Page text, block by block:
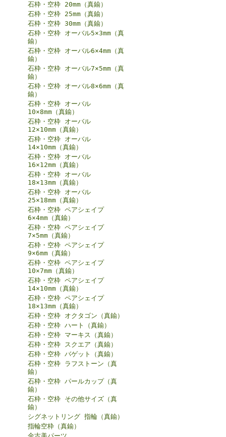
石枠・空枠 20mm（真鍮）
石枠・空枠 25mm（真鍮）
石枠・空枠 30mm（真鍮）
石枠・空枠 オーバル5×3mm（真
鍮）
石枠・空枠 オーバル6×4mm（真
鍮）
石枠・空枠 オーバル7×5mm（真
鍮）
石枠・空枠 オーバル8×6mm（真
鍮）
石枠・空枠 オーバル
10×8mm（真鍮）
石枠・空枠 オーバル
12×10mm（真鍮）
石枠・空枠 オーバル
14×10mm（真鍮）
石枠・空枠 オーバル
16×12mm（真鍮）
石枠・空枠 オーバル
18×13mm（真鍮）
石枠・空枠 オーバル
25×18mm（真鍮）
石枠・空枠 ペアシェイプ
6×4mm（真鍮）
石枠・空枠 ペアシェイプ
7×5mm（真鍮）
石枠・空枠 ペアシェイプ
9×6mm（真鍮）
石枠・空枠 ペアシェイプ
10×7mm（真鍮）
石枠・空枠 ペアシェイプ
14×10mm（真鍮）
石枠・空枠 ペアシェイプ
18×13mm（真鍮）
石枠・空枠 オクタゴン（真鍮）
石枠・空枠 ハート（真鍮）
石枠・空枠 マーキス（真鍮）
石枠・空枠 スクエア（真鍮）
石枠・空枠 バゲット（真鍮）
石枠・空枠 ラフストーン（真
鍮）
石枠・空枠 パールカップ（真
鍮）
石枠・空枠 その他サイズ（真
鍮）
シグネットリング 指輪（真鍮）
指輪空枠（真鍮）